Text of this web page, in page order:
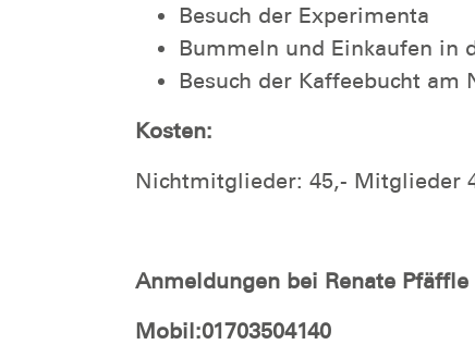
Besuch der Experimenta
Bummeln und Einkaufen in
Besuch der Kaffeebucht am
Kosten:
Nichtmitglieder: 45,- Mitglieder
Anmeldungen bei Renate Pfäffle
Mobil:01703504140